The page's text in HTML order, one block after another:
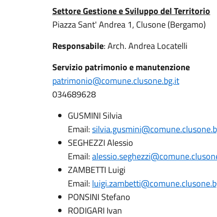
Settore Gestione e Sviluppo del Territorio
Piazza Sant' Andrea 1, Clusone (Bergamo)
Responsabile: Arch. Andrea Locatelli
Servizio patrimonio e manutenzione
patrimonio@comune.clusone.bg.it
034689628
GUSMINI Silvia
Email:
SEGHEZZI Alessio
Email:
ZAMBETTI Luigi
Email:
PONSINI Stefano
RODIGARI Ivan